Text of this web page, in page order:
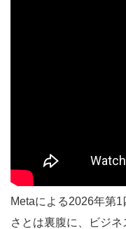
Metaによる2026年第
さとは裏腹に、ビジ